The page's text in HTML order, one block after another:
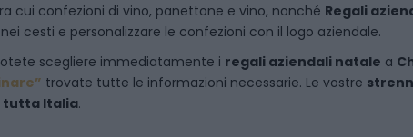
cui confezioni di vino, panettone e vino, nonché Regali
cesti e personalizzare le confezioni con il logo aziendale.
scegliere immediatamente i regali aziendali natale a
trovate tutte le informazioni necessarie. Le vostre
tutta Italia.